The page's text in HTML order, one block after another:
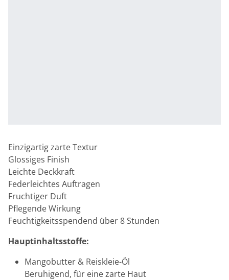
Einzigartig zarte Textur
Glossiges Finish
Leichte Deckkraft
Federleichtes Auftragen
Fruchtiger Duft
Pflegende Wirkung
Feuchtigkeitsspendend über 8 Stunden
Hauptinhaltsstoffe:
Mangobutter & Reiskleie-Öl
Beruhigend, für eine zarte Haut